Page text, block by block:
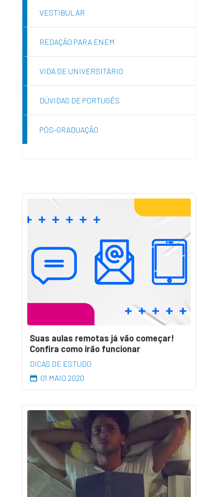
VESTIBULAR
REDAÇÃO PARA ENEM
VIDA DE UNIVERSITÁRIO
DÚVIDAS DE PORTUGÊS
PÓS-GRADUAÇÃO
Suas aulas remotas já vão começar!
Confira como irão funcionar
DICAS DE ESTUDO
01 MAIO 2020